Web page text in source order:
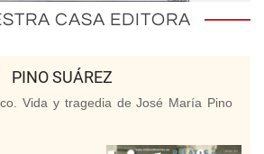
CASA EDITORA
PINO SUÁREZ
Vida y tragedia de José María Pino